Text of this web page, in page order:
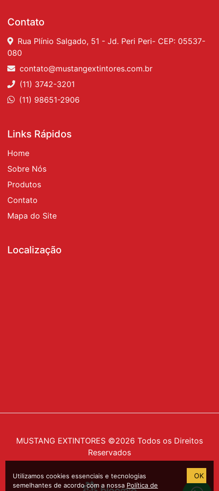
Contato
Rua Plínio Salgado, 51 - Jd. Peri Peri- CEP: 05537-
080
contato@mustangextintores.com.br
(11) 3742-3201
(11) 98651-2906
Links Rápidos
Home
Sobre Nós
Produtos
Contato
Mapa do Site
Localização
MUSTANG EXTINTORES ©2026 Todos os Direitos
Reservados
Utilizamos cookies essenciais e tecnologias
semelhantes de acordo com a nossa Política de
OK